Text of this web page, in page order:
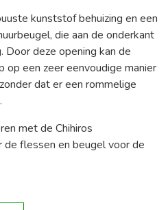
kunststof behuizing en een
die aan de onderkant
Door deze opening kan de
op een zeer eenvoudige manier
dat er een rommelige
met de Chihiros
flessen en beugel voor de